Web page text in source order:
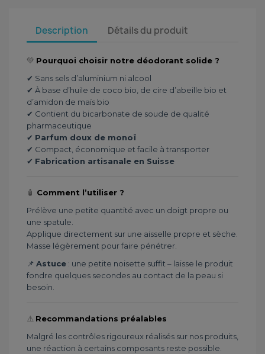
Description Détails du produit
💚 Pourquoi choisir notre déodorant solide ?
✔ Sans sels d’aluminium ni alcool
✔ À base d’huile de coco bio, de cire d’abeille bio et
d’amidon de maïs bio
✔ Contient du bicarbonate de soude de qualité
pharmaceutique
✔ Parfum doux de monoï
✔ Compact, économique et facile à transporter
✔ Fabrication artisanale en Suisse
🧴 Comment l’utiliser ?
Prélève une petite quantité avec un doigt propre ou
une spatule.
Applique directement sur une aisselle propre et sèche.
Masse légèrement pour faire pénétrer.
📌 Astuce : une petite noisette suffit – laisse le produit
fondre quelques secondes au contact de la peau si
besoin.
⚠️ Recommandations préalables
Malgré les contrôles rigoureux réalisés sur nos produits,
une réaction à certains composants reste possible.